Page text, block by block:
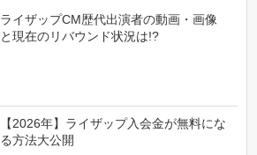
ライザップCM歴代出演者の動画・画像
と現在のリバウンド状況は!?
【2026年】ライザップ入会金が無料にな
る方法大公開